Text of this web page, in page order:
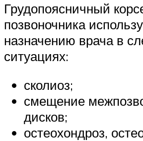
Грудопоясничный
позвоночника
назначению врача в
ситуациях:
сколиоз;
смещение
дисков;
остеохондроз,